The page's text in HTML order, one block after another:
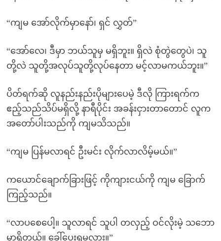
“ကျမ အော်လိုက်မှာနော်၊ ရှင် လွှတ်”
“အော်လေ၊ ဒီမှာ ဘယ်သူမှ မရှိဘူး။ ရှိလဲ စုံတွဲတွေပဲ၊ သူ
တို့လဲ သူတို့အလုပ်သူတို့လုပ်နေတာ မင့်လာမကယ်ဘူး။”
ပိတ်ရက်ဆို လူနည်းနည်းပိုများပေမဲ့ ဒီလို ကြားရက်က
ဧည့်သည်သိပ်မရှိလို့ နာရီပိုင်း အခန်းငှားတာတောင် လူက
အတော်ပါးသည်ကို ကျမသိသည်။
“ကျမ ပြန်မလာရင် ဦးမင်း လိုက်လာလိမ့်မယ်။”
ကယောင်ချောက်ခြားဖြင့် ကိုကျားငယ်ကို ကျမ ခြောက်
ကြည့်သည်။
“လာပစေပေါ့။ သူလာရင် သူပါ တလှည့် ဝင်လိုးမဲ့ သဘော
မှာရှိတယ်။ ခေါ်ပေးရမလား။”